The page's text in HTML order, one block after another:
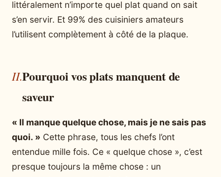
littéralement n’importe quel plat quand on sait
s’en servir. Et 99% des cuisiniers amateurs
l’utilisent complètement à côté de la plaque.
Pourquoi vos plats manquent de
saveur
« Il manque quelque chose, mais je ne sais pas
quoi. » Cette phrase, tous les chefs l’ont
entendue mille fois. Ce « quelque chose », c’est
presque toujours la même chose : un